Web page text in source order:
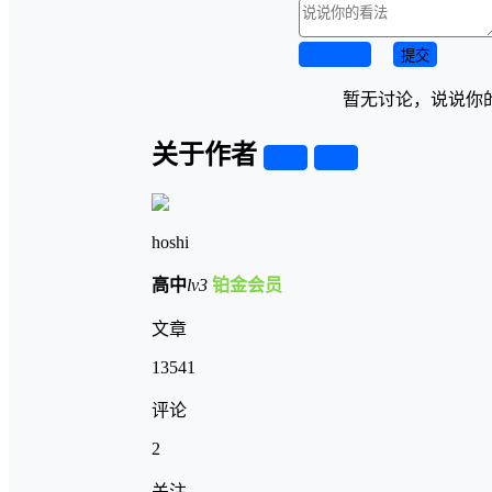
提交
暂无讨论，说说你
关于作者
hoshi
高中lv3 铂金会员
文章
13541
评论
2